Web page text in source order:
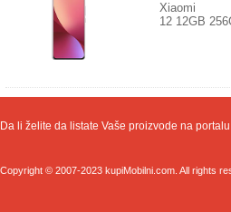
Xiaomi
12 12GB
Da li želite da listate Vaše proizvode na portalu
Copyright © 2007-2023 kupiMobilni.com. All rights